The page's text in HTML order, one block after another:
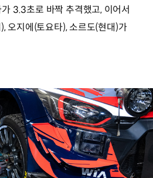
3.3초로 바짝 추격했고, 이어서
오지에(토요타), 소르도(현대)가